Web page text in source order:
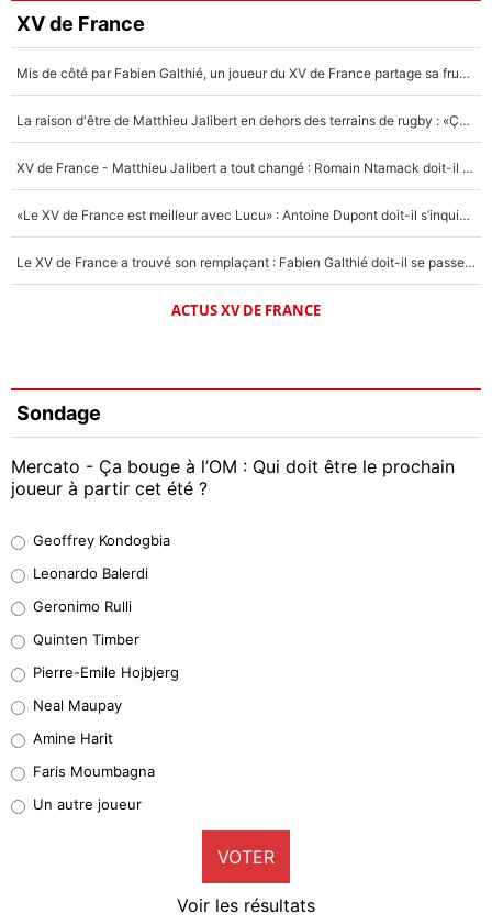
XV de France
Mis de côté par Fabien Galthié, un joueur du XV de France partage sa frustration : «ils ne me l’ont pas dit tout de suite»
La raison d'être de Matthieu Jalibert en dehors des terrains de rugby : «Ça m'atteint autant que si tu touches à un membre de ma famille»
XV de France - Matthieu Jalibert a tout changé : Romain Ntamack doit-il s’inquiéter pour sa place à un an de la Coupe du monde ?
«Le XV de France est meilleur avec Lucu» : Antoine Dupont doit-il s’inquiéter pour sa place ?
Le XV de France a trouvé son remplaçant : Fabien Galthié doit-il se passer d'Antoine Dupont ?
ACTUS XV DE FRANCE
Sondage
Mercato - Ça bouge à l’OM : Qui doit être le prochain
joueur à partir cet été ?
38%
32%
4%
1%
9%
Geoffrey Kondogbia
Leonardo Balerdi
Geronimo Rulli
Quinten Timber
Pierre-Emile Hojbjerg
Neal Maupay
Amine Harit
Faris Moumbagna
Un autre joueur
VOTER
Voir les résultats